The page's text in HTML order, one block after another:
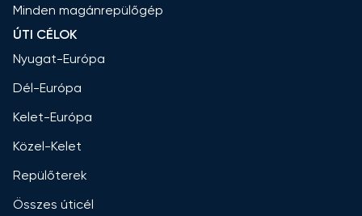
Minden magánrepülőgép
ÚTI CÉLOK
Nyugat-Európa
Dél-Európa
Kelet-Európa
Közel-Kelet
Repülőterek
Összes úticél